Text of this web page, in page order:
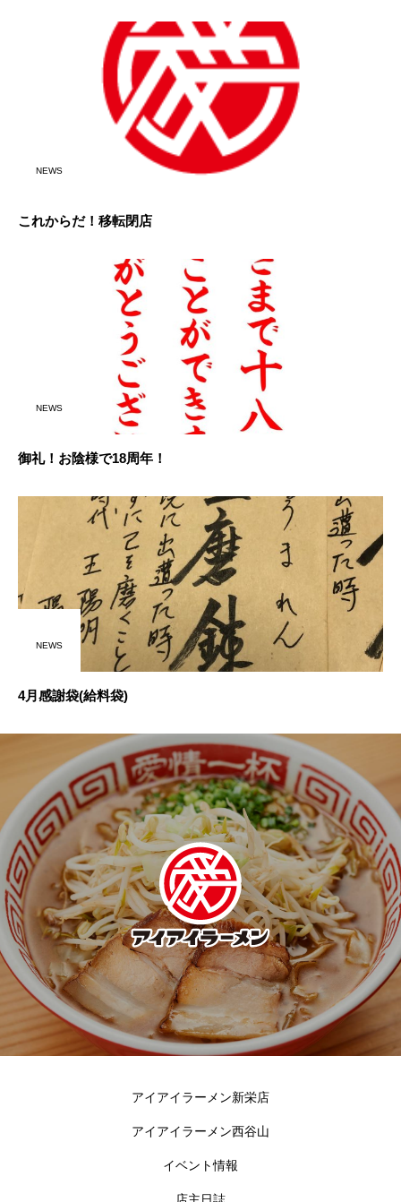
NEWS
これからだ！移転閉店
NEWS
御礼！お陰様で18周年！
NEWS
4月感謝袋(給料袋)
アイアイラーメン新栄店
アイアイラーメン西谷山
イベント情報